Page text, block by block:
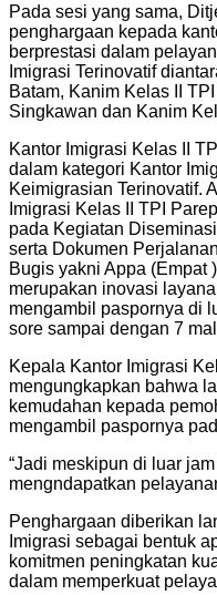
Pada sesi yang sama,
penghargaan kepada
berprestasi dalam
Imigrasi Terinovatif
Batam, Kanim Kelas II
Singkawan dan Kanim
Kantor Imigrasi Kelas II
dalam kategori Kantor
Keimigrasian Terinovatif.
Imigrasi Kelas II TPI
pada Kegiatan
serta Dokumen
Bugis yakni Appa (Empat
merupakan inovasi
mengambil paspornya di
sore sampai dengan 7
Kepala Kantor Imigrasi
mengungkapkan bahwa
kemudahan kepada
mengambil paspornya
“Jadi meskipun di luar
mengndapatkan
Penghargaan diberikan
Imigrasi sebagai bentuk
komitmen peningkatan
dalam memperkuat